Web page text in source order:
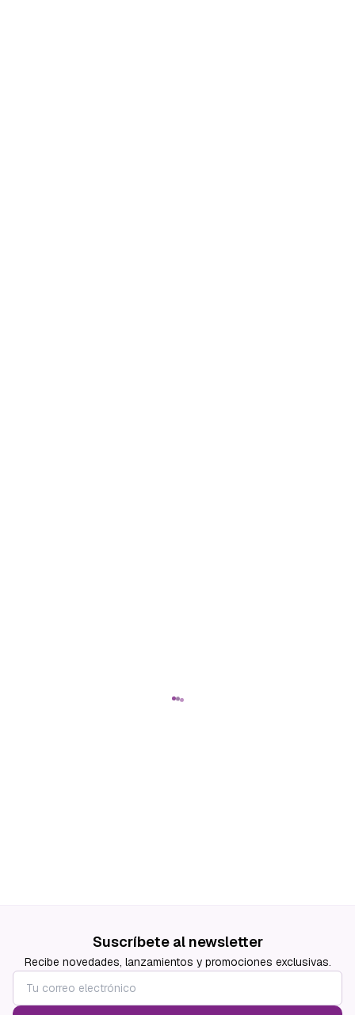
Suscríbete al newsletter
Recibe novedades, lanzamientos y promociones exclusivas.